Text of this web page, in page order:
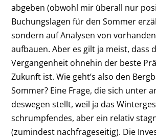
abgeben (obwohl mir überall nur
Buchungslagen für den Sommer
sondern auf Analysen von
aufbauen. Aber es gilt ja meist, dass
Vergangenheit ohnehin der beste
Zukunft ist. Wie geht’s also den
Sommer? Eine Frage, die sich unter
deswegen stellt, weil ja das
schrumpfendes, aber ein relativ
(zumindest nachfrageseitig). Die